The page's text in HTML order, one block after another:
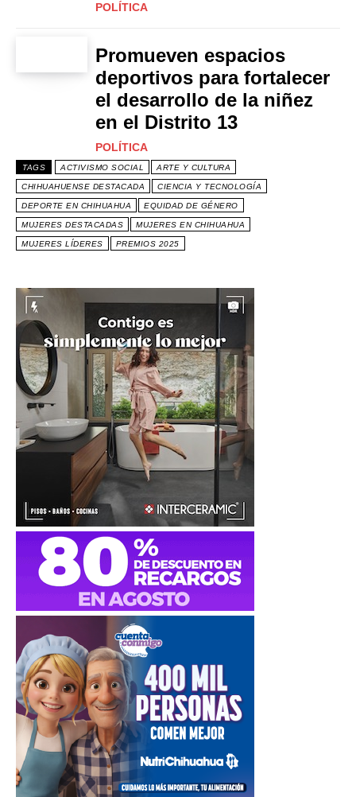
POLÍTICA
Promueven espacios
deportivos para fortalecer
el desarrollo de la niñez
en el Distrito 13
POLÍTICA
TAGS ACTIVISMO SOCIAL ARTE Y CULTURA
CHIHUAHUENSE DESTACADA CIENCIA Y TECNOLOGÍA
DEPORTE EN CHIHUAHUA EQUIDAD DE GÉNERO
MUJERES DESTACADAS MUJERES EN CHIHUAHUA
MUJERES LÍDERES PREMIOS 2025